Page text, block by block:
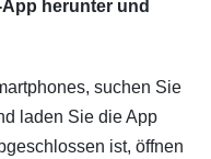
herunter und
suchen Sie
laden Sie die App
ist, öffnen